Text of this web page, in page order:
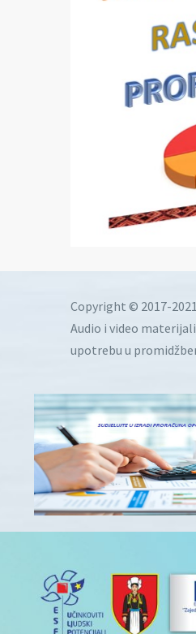
Copyright © 2017-
Audio i video
upotrebu u